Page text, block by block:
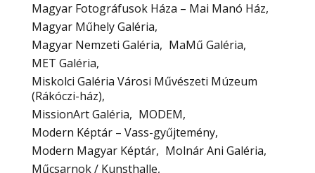
Magyar Fotográfusok Háza – Mai Manó Ház
Magyar Műhely Galéria
Magyar Nemzeti Galéria
MaMű Galéria
MET Galéria
Miskolci Galéria Városi Művészeti Múzeum
(Rákóczi-ház)
MissionArt Galéria
MODEM
Modern Képtár – Vass-gyűjtemény
Modern Magyar Képtár
Molnár Ani Galéria
Műcsarnok / Kunsthalle